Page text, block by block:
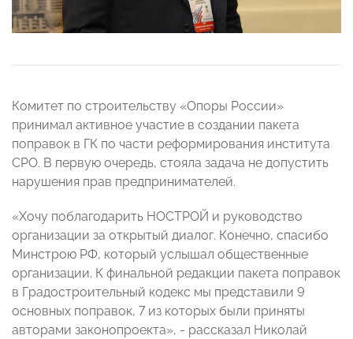
Комитет по строительству «Опоры России»
принимал активное участие в создании пакета
поправок в ГК по части реформирования института
СРО. В первую очередь, стояла задача не допустить
нарушения прав предпринимателей.
«Хочу поблагодарить НОСТРОЙ и руководство
организации за открытый диалог. Конечно, спасибо
Минстрою РФ, который услышал общественные
организации. К финальной редакции пакета поправок
в Градостроительный кодекс мы представили 9
основных поправок, 7 из которых были приняты
авторами законопроекта», - рассказал Николай